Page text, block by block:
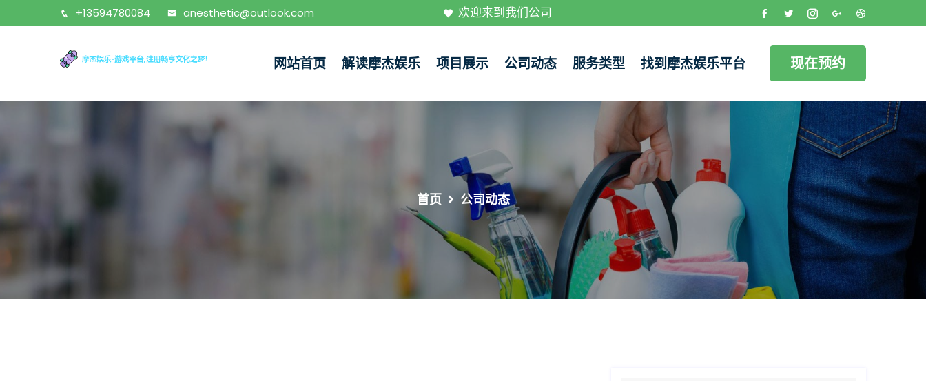
+13594780084 anesthetic@outlook.com 欢迎来到我们公司
网站首页 解读摩杰娱乐 项目展示 公司动态 服务类型 找到摩杰娱乐平台 现在预约
首页 公司动态